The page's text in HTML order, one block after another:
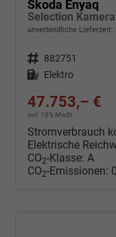
Skoda Enyaq
unverbindliche Lieferzeit:
Fahrzeugnr. 882751
Kraftstoff Elektro
47.753,– €
incl. 19% MwSt.
Stromverbrauch
Elektrische
CO2-Klasse: A
CO2-Emissionen: